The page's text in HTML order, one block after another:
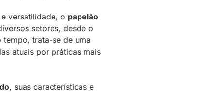
versatilidade, o papelão
setores, desde o
tempo, trata-se de uma
atuais por práticas mais
, suas características e